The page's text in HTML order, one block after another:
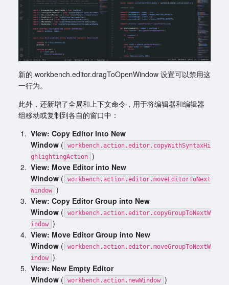
新的 workbench.editor.dragToOpenWindow 设置可以禁用这
一行为。
此外，还新增了全局和上下文命令，用于将编辑器和编辑器
组移动或复制到各自的窗口中：
View: Copy Editor into New
Window(
workbench.action.editor.copyWithSyntaxHi
ghlightingAction )
View: Move Editor into New
Window(
workbench.action.editor.moveEditorToNext
Window )
View: Copy Editor Group into New
Window(
workbench.action.editor.copyGroupToNextW
indow )
View: Move Editor Group into New
Window(
workbench.action.editor.moveGroupToNextW
indow )
View: New Empty Editor
Window( workbench.action.newWindow )